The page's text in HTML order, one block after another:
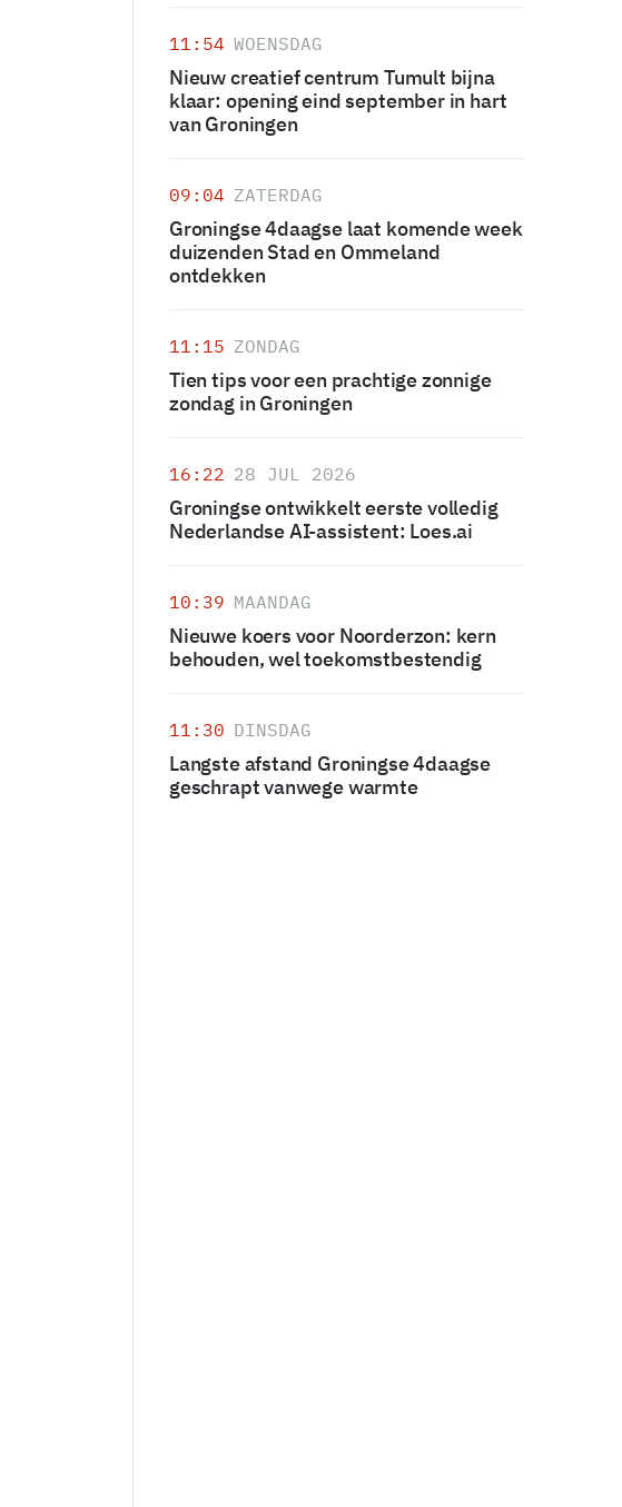
11:54 WOENSDAG
Nieuw creatief centrum Tumult bijna
klaar: opening eind september in hart
van Groningen
09:04 ZATERDAG
Groningse 4daagse laat komende week
duizenden Stad en Ommeland
ontdekken
11:15 ZONDAG
Tien tips voor een prachtige zonnige
zondag in Groningen
16:22 28 JUL 2026
Groningse ontwikkelt eerste volledig
Nederlandse AI-assistent: Loes.ai
10:39 MAANDAG
Nieuwe koers voor Noorderzon: kern
behouden, wel toekomstbestendig
11:30 DINSDAG
Langste afstand Groningse 4daagse
geschrapt vanwege warmte